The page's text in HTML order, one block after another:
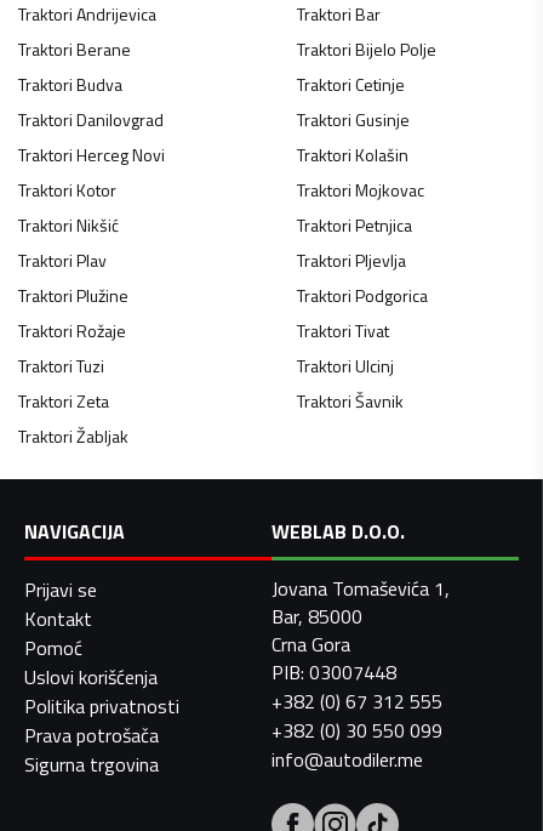
TraktoriAndrijevica TraktoriBar
TraktoriBerane TraktoriBijelo Polje
TraktoriBudva TraktoriCetinje
TraktoriDanilovgrad TraktoriGusinje
TraktoriHerceg Novi TraktoriKolašin
TraktoriKotor TraktoriMojkovac
TraktoriNikšić TraktoriPetnjica
TraktoriPlav TraktoriPljevlja
TraktoriPlužine TraktoriPodgorica
TraktoriRožaje TraktoriTivat
TraktoriTuzi TraktoriUlcinj
TraktoriZeta TraktoriŠavnik
TraktoriŽabljak
NAVIGACIJA
Prijavi se
Kontakt
Pomoć
Uslovi korišćenja
Politika privatnosti
Prava potrošača
Sigurna trgovina
WEBLAB D.O.O.
Jovana Tomaševića 1,
Bar, 85000
Crna Gora
PIB: 03007448
+382 (0) 67 312 555
+382 (0) 30 550 099
info@autodiler.me